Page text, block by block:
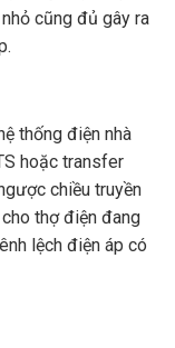
cũng đủ gây ra
thống điện nhà
hoặc transfer
chiều truyền
thợ điện đang
lệch điện áp có